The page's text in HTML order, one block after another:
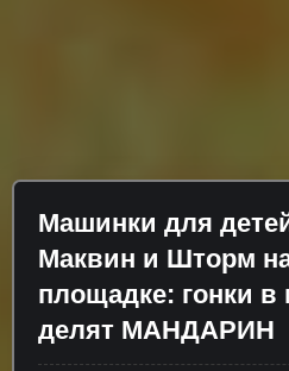
Машинки для
Маквин и Шторм
площадке: гонки в
делят МАНДАРИН